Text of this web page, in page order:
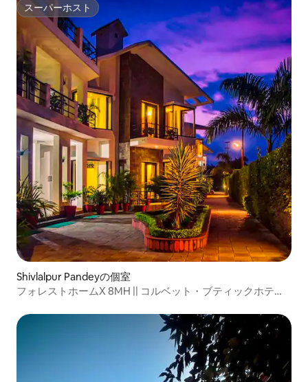
スーパーホスト
スーパーホスト
Shivlalpur Pandeyの個室
フォレストホームX 8MH || コルベット・ブティックホテル